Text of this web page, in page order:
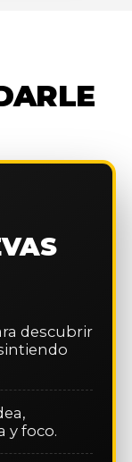
descubrir
y foco.